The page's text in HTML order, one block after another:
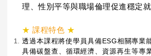
理、性別平等與職場倫理促進穩定就
★ 課程特色 ★
透過本課程將使學員具備ESG相關專業
具備碳盤查、循環經濟、資源再生等專